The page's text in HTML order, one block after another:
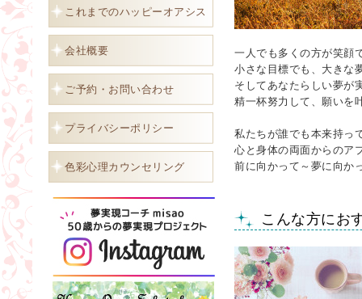
一人でも多くの方が笑顔
小さな目標でも、大きな
そしてあなたらしい夢が
精一杯努力して、願いを
私たちが誰でも本来持っ
心と身体の両面からのア
前に向かって～夢に向か
こんな方にお
これまでのハッピーオアシス
会社概要
ご予約・お問い合わせ
プライバシーポリシー
色彩心理カウンセリング